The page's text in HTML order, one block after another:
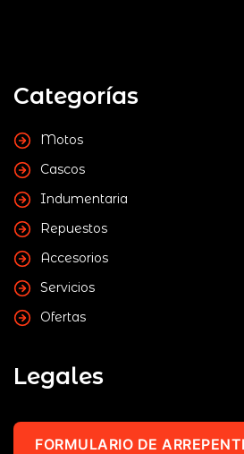
Categorías
Motos
Cascos
Indumentaria
Repuestos
Accesorios
Servicios
Ofertas
Legales
FORMULARIO DE